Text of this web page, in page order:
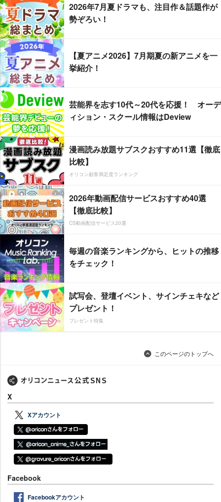
2026年7月夏ドラマも、注目作＆話題作が
勢ぞろい！
【夏アニメ2026】7月期夏の新アニメを一
挙紹介！
芸能界を志す10代～20代を応援！ オーデ
ィション・スクール情報はDeview
漫画読み放題サブスクおすすめ11選【徹底
比較】
オリコン顧客満足度ランキング
2026年動画配信サービスおすすめ40選
【徹底比較】
CS動画配信サービス20選
毎週の音楽ランキングから、ヒットの推移
をチェック！
試写会、登壇イベント、サインチェキなど
プレゼント！
プレゼント特集
このページのトップへ
X
Xアカウント
Facebook
Facebookアカウント